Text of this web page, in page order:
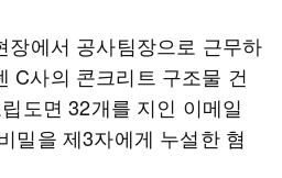
장에서 공사팀장으로 근무하
C사의 콘크리트 구조물 건
도면 32개를 지인 이메일
밀을 제3자에게 누설한 혐